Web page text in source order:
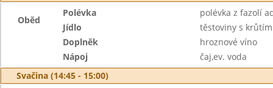
Oběd
Polévka
polévka z fazolí
Jídlo
těstoviny s
Doplněk
hroznové víno
Nápoj
čaj,ev. voda
Svačina (14:45 - 15:00)